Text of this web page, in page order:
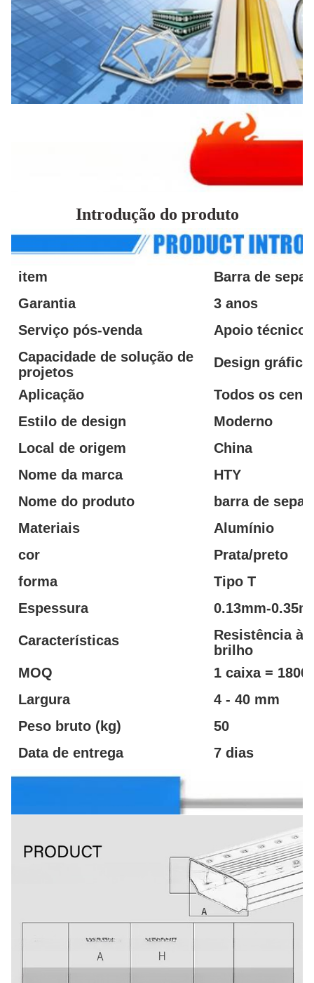
Introdução do produto
item
Barra de
Garantia
3 anos
Serviço pós-venda
Apoio técnico
Capacidade de solução de
projetos
Design gráfico
Aplicação
Todos os
Estilo de design
Moderno
Local de origem
China
Nome da marca
HTY
Nome do produto
barra de
Materiais
Alumínio
cor
Prata/preto
forma
Tipo T
Espessura
0.13mm-
Características
Resistência à
brilho
MOQ
1 caixa =
Largura
4 - 40 mm
Peso bruto (kg)
50
Data de entrega
7 dias